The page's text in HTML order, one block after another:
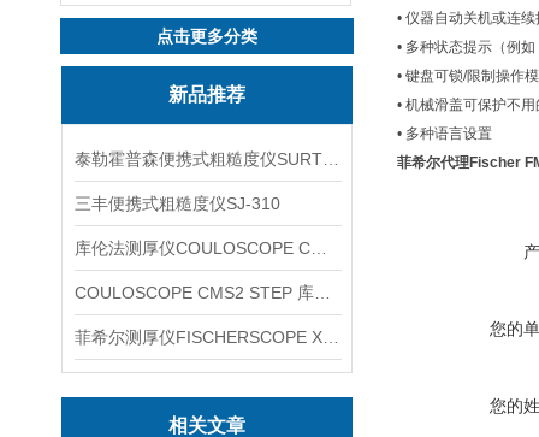
点击更多分类
新品推荐
三丰便携式粗糙度仪SJ-310
相关文章
• 仪器自动关机或连
• 多种状态提示（例
• 键盘可锁/限制操作
• 机械滑盖可保护不
• 多种语言设置
菲希尔代理Fischer
您的
您的